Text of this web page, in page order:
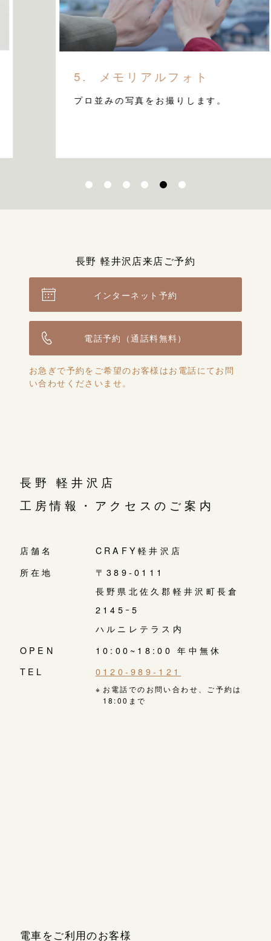
駐車代の割引
お車でお越しの場合、駐車代金
長野 軽井沢店来店ご予約
インターネット予約
電話予約（通話料無料）
お急ぎで予約をご希望のお客様はお電話にてお問
い合わせくださいませ。
長野 軽井沢店
工房情報・アクセスのご案内
店舗名
CRAFY軽井沢店
所在地
〒389-0111
長野県北佐久郡軽井沢町長倉
2145ｰ5
ハルニレテラス内
OPEN
10:00~18:00 年中無休
TEL
0120-989-121
お電話でのお問い合わせ、ご予約は
18:00まで
電車をご利用のお客様